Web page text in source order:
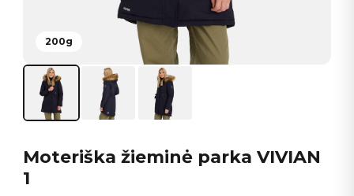
200g
Moteriška žieminė parka VIVIAN
1